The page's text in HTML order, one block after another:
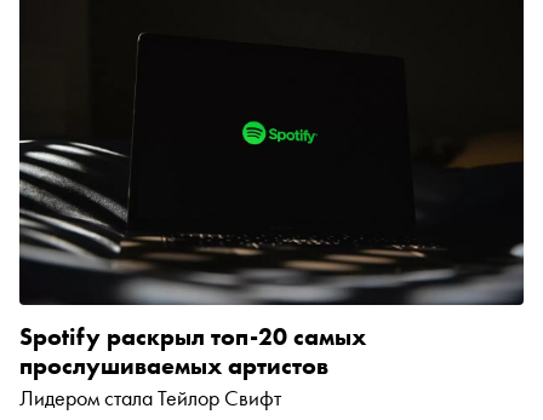
Spotify раскрыл топ-20 самых
прослушиваемых артистов
Лидером стала Тейлор Свифт